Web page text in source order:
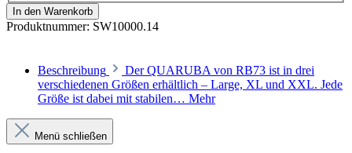
In den Warenkorb
Produktnummer: SW10000.14
Beschreibung
Der QUARUBA von RB73 ist in drei
verschiedenen Größen erhältlich – Large, XL und XXL. Jede
Größe ist dabei mit stabilen… Mehr
Menü schließen